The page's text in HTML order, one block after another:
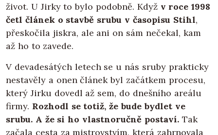
život. U Jirky to bylo podobně. Když v roce 1998
četl článek o stavbě srubu v časopisu Stihl,
přeskočila jiskra, ale ani on sám nečekal, kam
až ho to zavede.
V devadesátých letech se u nás sruby prakticky
nestavěly a onen článek byl začátkem procesu,
který Jirku dovedl až sem, do dnešního areálu
firmy. Rozhodl se totiž, že bude bydlet ve
srubu. A že si ho vlastnoručně postaví.Tak
začala cesta za mistrovstvím, která zahrnovala